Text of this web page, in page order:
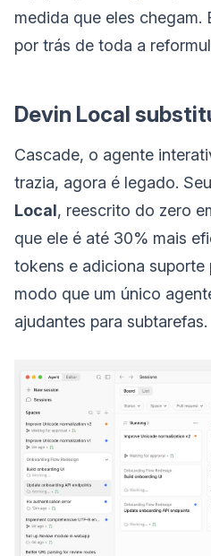
medida que eles chegam.
por trás de toda a
Devin Local
Cascade, o agente
trazia, agora é legado.
Local, reescrito do zero
que ele é até 30% mais
tokens e adiciona suporte
modo que um único
ajudantes para subtarefas.